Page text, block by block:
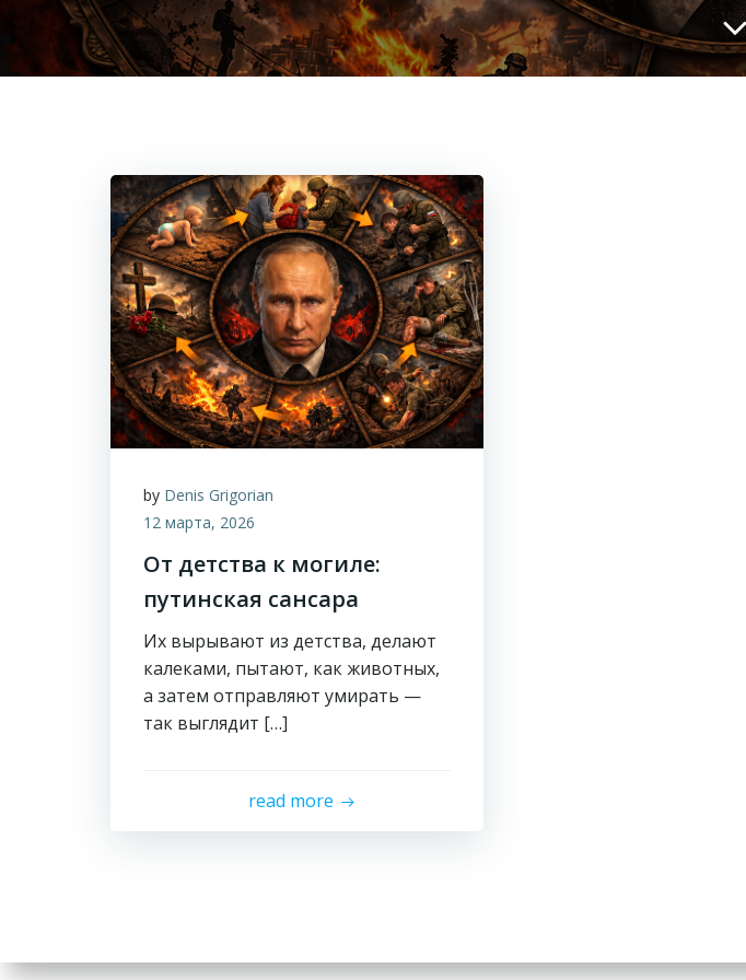
by Denis Grigorian
12 марта, 2026
От детства к могиле:
путинская сансара
Их вырывают из детства, делают
калеками, пытают, как животных,
а затем отправляют умирать —
так выглядит […]
read more